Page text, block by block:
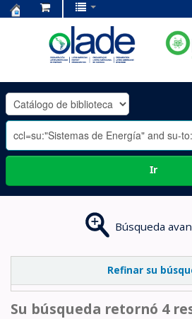
OLADE
-
Ir
Búsqueda
Refinar su
Su búsqueda retornó 4